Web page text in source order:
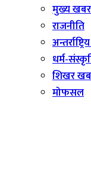
मुख्य खबर
राजनीति
धर्म-
शिखर
मोफसल